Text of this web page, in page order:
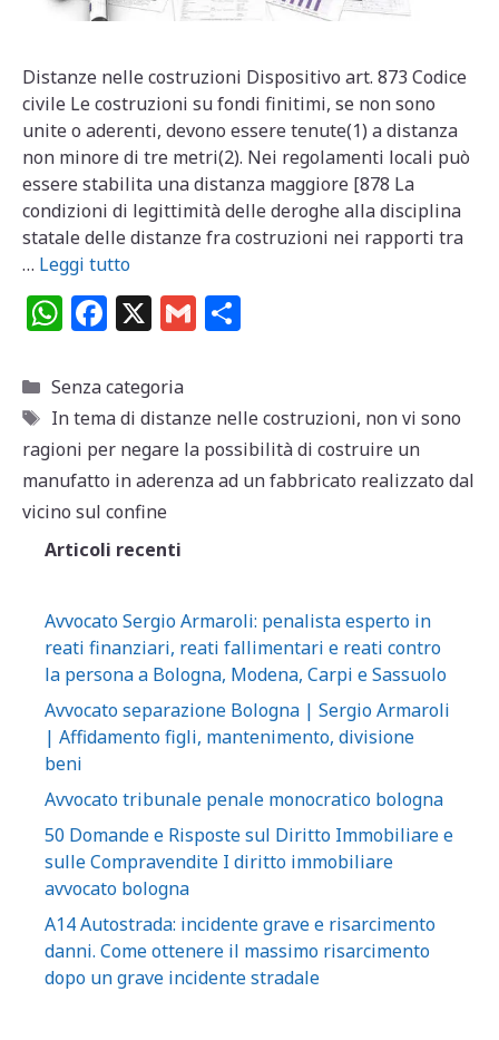
Distanze nelle costruzioni Dispositivo art. 873 Codice
civile Le costruzioni su fondi finitimi, se non sono
unite o aderenti, devono essere tenute(1) a distanza
non minore di tre metri(2). Nei regolamenti locali può
essere stabilita una distanza maggiore [878 La
condizioni di legittimità delle deroghe alla disciplina
statale delle distanze fra costruzioni nei rapporti tra
… Leggi tutto
W
at
s
A
p
p
F
c
e
b
o
o
k
X G
l di
vi
di
Categorie
Senza categoria
Tag
In tema di distanze nelle costruzioni, non vi sono
ragioni per negare la possibilità di costruire un
manufatto in aderenza ad un fabbricato realizzato dal
vicino sul confine
Articoli recenti
Avvocato Sergio Armaroli: penalista esperto in
reati finanziari, reati fallimentari e reati contro
la persona a Bologna, Modena, Carpi e Sassuolo
Avvocato separazione Bologna | Sergio Armaroli
| Affidamento figli, mantenimento, divisione
beni
Avvocato tribunale penale monocratico bologna
50 Domande e Risposte sul Diritto Immobiliare e
sulle Compravendite I diritto immobiliare
avvocato bologna
A14 Autostrada: incidente grave e risarcimento
danni. Come ottenere il massimo risarcimento
dopo un grave incidente stradale